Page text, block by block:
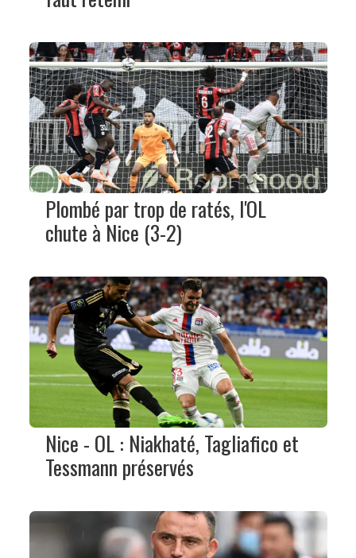
Plombé par trop de ratés, l'OL
chute à Nice (3-2)
Nice - OL : Niakhaté, Tagliafico et
Tessmann préservés